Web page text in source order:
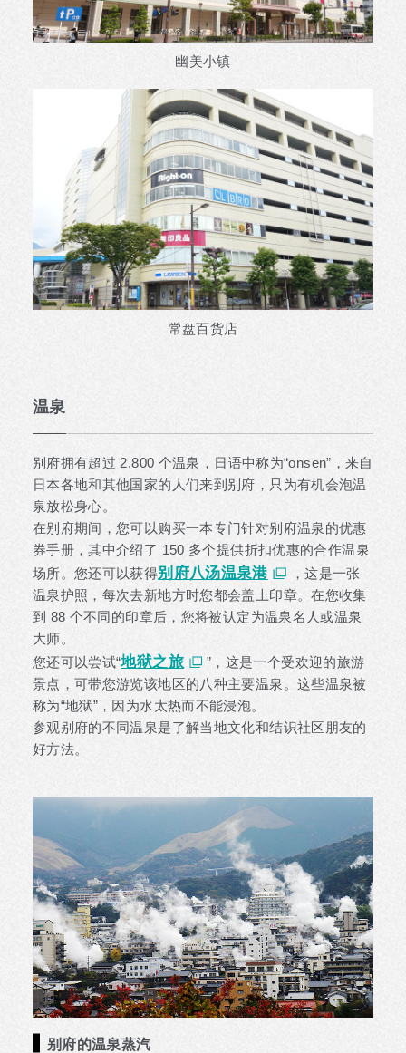
幽美小镇
常盘百货店
温泉
别府拥有超过 2,800 个温泉，日语中称为“onsen”，来自
日本各地和其他国家的人们来到别府，只为有机会泡温
泉放松身心。
在别府期间，您可以购买一本专门针对别府温泉的优惠
券手册，其中介绍了 150 多个提供折扣优惠的合作温泉
场所。您还可以获得别府八汤温泉港
，这是一张
温泉护照，每次去新地方时您都会盖上印章。在您收集
到 88 个不同的印章后，您将被认定为温泉名人或温泉
大师。
您还可以尝试“地狱之旅
”，这是一个受欢迎的旅游
景点，可带您游览该地区的八种主要温泉。这些温泉被
称为“地狱”，因为水太热而不能浸泡。
参观别府的不同温泉是了解当地文化和结识社区朋友的
好方法。
别府的温泉蒸汽